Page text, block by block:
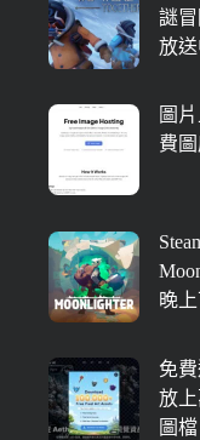
謎冒
放送
圖
費
晚
免
放
圖檔